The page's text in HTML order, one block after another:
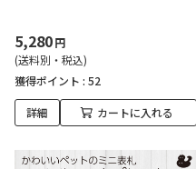
5,280円
(送料別・税込)
獲得ポイント : 52
詳細 カートに入れる